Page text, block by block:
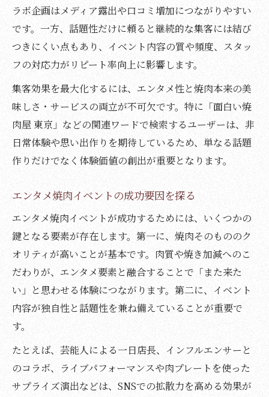
ラボ企画はメディア露出や口コミ増加につながりやすい
です。一方、話題性だけに頼ると継続的な集客には結び
つきにくい点もあり、イベント内容の質や頻度、スタッ
フの対応力がリピート率向上に影響します。
集客効果を最大化するには、エンタメ性と焼肉本来の美
味しさ・サービスの両立が不可欠です。特に「面白い焼
肉屋 東京」などの関連ワードで検索するユーザーは、非
日常体験や思い出作りを期待しているため、単なる話題
作りだけでなく体験価値の創出が重要となります。
エンタメ焼肉イベントの成功要因を探る
エンタメ焼肉イベントが成功するためには、いくつかの
鍵となる要素が存在します。第一に、焼肉そのもののク
オリティが高いことが基本です。肉質や焼き加減へのこ
だわりが、エンタメ要素と融合することで「また来た
い」と思わせる体験につながります。第二に、イベント
内容が独自性と話題性を兼ね備えていることが重要で
す。
たとえば、芸能人による一日店長、インフルエンサーと
のコラボ、ライブパフォーマンスや肉プレートを使った
サプライズ演出などは、SNSでの拡散力を高める効果が